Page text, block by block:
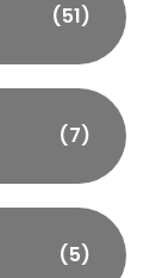
(51)
(7)
(5)